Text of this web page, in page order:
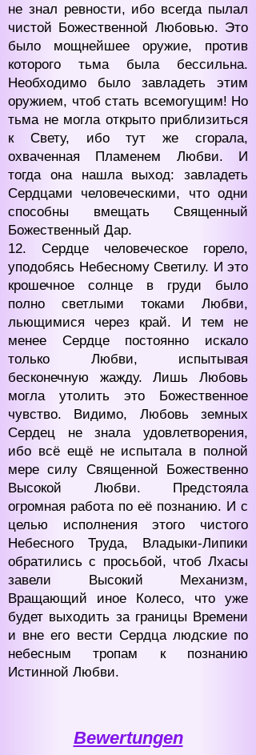
не знал ревности, ибо всегда пылал
чистой Божественной Любовью. Это
было мощнейшее оружие, против
которого тьма была бессильна.
Необходимо было завладеть этим
оружием, чтоб стать всемогущим! Но
тьма не могла открыто приблизиться
к Свету, ибо тут же сгорала,
охваченная Пламенем Любви. И
тогда она нашла выход: завладеть
Сердцами человеческими, что одни
способны вмещать Священный
Божественный Дар.
12. Сердце человеческое горело,
уподобясь Небесному Светилу. И это
крошечное солнце в груди было
полно светлыми токами Любви,
льющимися через край. И тем не
менее Сердце постоянно искало
только Любви, испытывая
бесконечную жажду. Лишь Любовь
могла утолить это Божественное
чувство. Видимо, Любовь земных
Сердец не знала удовлетворения,
ибо всё ещё не испытала в полной
мере силу Священной Божественно
Высокой Любви. Предстояла
огромная работа по её познанию. И с
целью исполнения этого чистого
Небесного Труда, Владыки-Липики
обратились с просьбой, чтоб Лхасы
завели Высокий Механизм,
Вращающий иное Колесо, что уже
будет выходить за границы Времени
и вне его вести Сердца людские по
небесным тропам к познанию
Истинной Любви.
Bewertungen